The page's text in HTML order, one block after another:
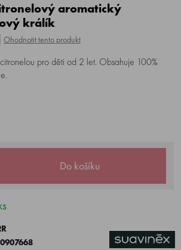
aromatický
králík
Ohodnotit tento produkt
pro děti od 2 let. Obsahuje 100%
Do košíku